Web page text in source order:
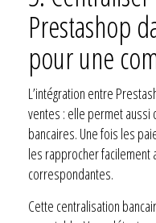
Prestashop
pour une
L’intégration entre
ventes : elle permet
bancaires. Une fois les
les rapprocher facilement
correspondantes.
Cette centralisation